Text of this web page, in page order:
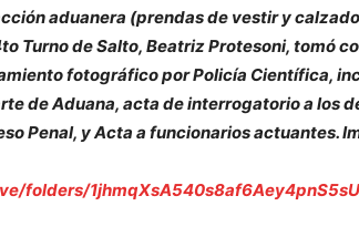
aduanera (prendas de vestir y
Turno de Salto, Beatriz Protesoni, tomó
fotográfico por Policía Científica,
de Aduana, acta de interrogatorio a los
Penal, y Acta a funcionarios actuantes.
folders/